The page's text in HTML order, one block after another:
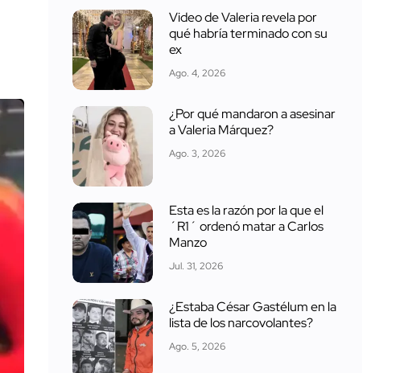
Video de Valeria revela por
qué habría terminado con su
ex
Ago. 4, 2026
¿Por qué mandaron a asesinar
a Valeria Márquez?
Ago. 3, 2026
Esta es la razón por la que el
´R1´ ordenó matar a Carlos
Manzo
Jul. 31, 2026
¿Estaba César Gastélum en la
lista de los narcovolantes?
Ago. 5, 2026